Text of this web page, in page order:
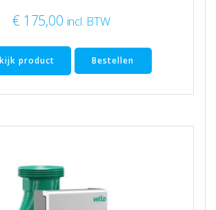
€ 175,00 incl. BTW
product Bestellen